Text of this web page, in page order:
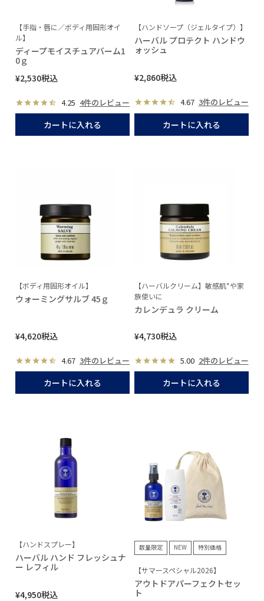
【手指・唇に／ボディ用固形オイ
ル】
ディープモイスチュアバーム1
0ｇ
¥2,530税込
4.25 4件のレビュー
カートに入れる
【ハンドソープ（ジェルタイプ）】
ハーバル プロテクト ハンドウ
ォッシュ
¥2,860税込
4.67 3件のレビュー
カートに入れる
【ボディ用固形オイル】
ウォーミングサルブ 45ｇ
¥4,620税込
4.67 3件のレビュー
カートに入れる
【ハーバルクリーム】敏感肌*や家
族使いに
カレンデュラ クリーム
¥4,730税込
5.00 2件のレビュー
カートに入れる
【ハンドスプレー】
ハーバル ハンド フレッシュナ
ー レフィル
¥4,950税込
数量限定 NEW 特別価格
【サマースペシャル2026】
アウトドアパーフェクトセッ
ト